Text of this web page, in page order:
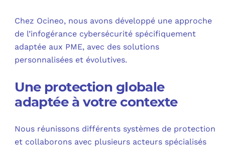
Chez Ocineo, nous avons développé une approche
de l’infogérance cybersécurité spécifiquement
adaptée aux PME, avec des solutions
personnalisées et évolutives.
Une protection globale
adaptée à votre contexte
Nous réunissons différents systèmes de protection
et collaborons avec plusieurs acteurs spécialisés